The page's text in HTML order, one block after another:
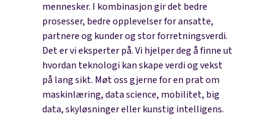
mennesker. I kombinasjon gir det bedre
prosesser, bedre opplevelser for ansatte,
partnere og kunder og stor forretningsverdi.
Det er vi eksperter på. Vi hjelper deg å finne ut
hvordan teknologi kan skape verdi og vekst
på lang sikt. Møt oss gjerne for en prat om
maskinlæring, data science, mobilitet, big
data, skyløsninger eller kunstig intelligens.